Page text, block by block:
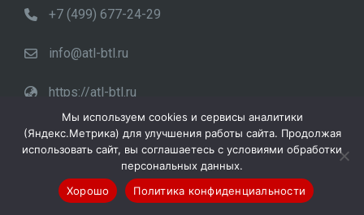
+7 (499) 677-24-29
info@atl-btl.ru
https://atl-btl.ru
Москва, ул. Гиляровского, д. 57с1, офис 256
Пн.-пт. с 10:00 до 19:00
Мы используем cookies и сервисы аналитики
(Яндекс.Метрика) для улучшения работы сайта. Продолжая
использовать сайт, вы соглашаетесь с условиями обработки
персональных данных.
Хорошо
Политика конфиденциальности